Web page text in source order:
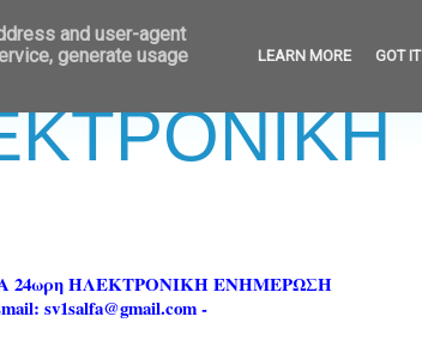
ΗΛΕΚΤΡΟΝΙΚΗ ΕΝΗΜΕΡΩΣΗ
sv1salfa@gmail.com -
and user-agent
generate usage
LEARN MORE GOT IT